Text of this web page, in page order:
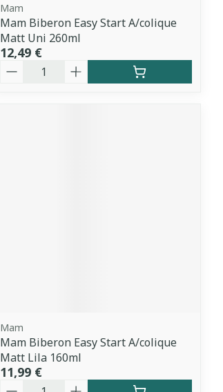
Mam
Mam Biberon Easy Start A/colique
Matt Uni 260ml
12,49 €
Quantité
Mam
Mam Biberon Easy Start A/colique
Matt Lila 160ml
11,99 €
Quantité